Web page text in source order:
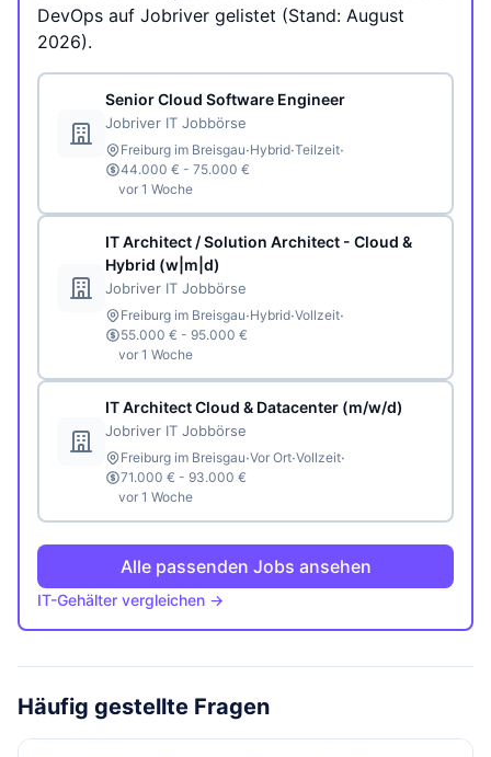
DevOps auf Jobriver gelistet (Stand: August
2026).
Senior Cloud Software Engineer
Jobriver IT Jobbörse
Freiburg im Breisgau·Hybrid·Teilzeit·
44.000 € - 75.000 €
vor 1 Woche
IT Architect / Solution Architect - Cloud &
Hybrid (w|m|d)
Jobriver IT Jobbörse
Freiburg im Breisgau·Hybrid·Vollzeit·
55.000 € - 95.000 €
vor 1 Woche
IT Architect Cloud & Datacenter (m/w/d)
Jobriver IT Jobbörse
Freiburg im Breisgau·Vor Ort·Vollzeit·
71.000 € - 93.000 €
vor 1 Woche
Alle passenden Jobs ansehen
IT-Gehälter vergleichen →
Häufig gestellte Fragen